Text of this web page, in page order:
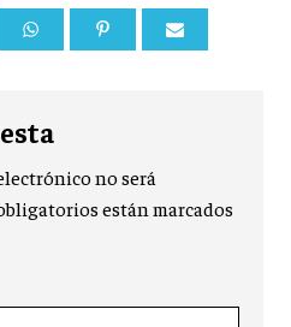
no será
están marcados